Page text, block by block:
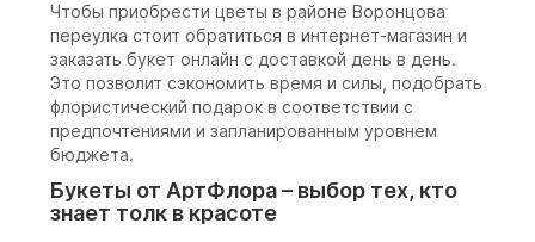
Чтобы приобрести цветы в районе Воронцова
переулка стоит обратиться в интернет-магазин и
заказать букет онлайн с доставкой день в день.
Это позволит сэкономить время и силы, подобрать
флористический подарок в соответствии с
предпочтениями и запланированным уровнем
бюджета.
Букеты от АртФлора – выбор тех, кто
знает толк в красоте